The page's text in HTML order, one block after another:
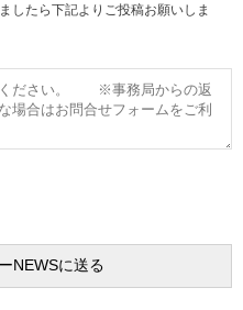
したら下記よりご投稿お願いしま